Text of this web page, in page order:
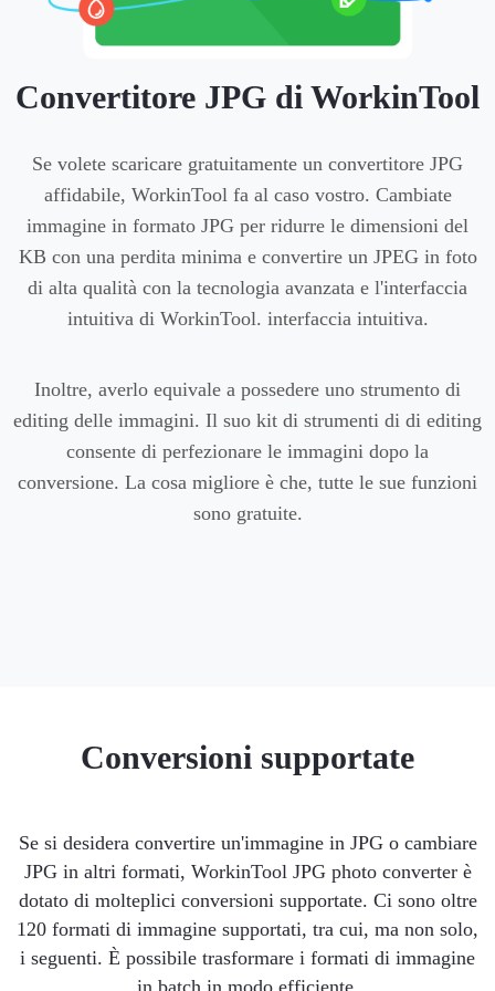
Convertitore JPG di WorkinTool
Se volete scaricare gratuitamente un convertitore JPG
affidabile, WorkinTool fa al caso vostro. Cambiate
immagine in formato JPG per ridurre le dimensioni del
KB con una perdita minima e convertire un JPEG in foto
di alta qualità con la tecnologia avanzata e l'interfaccia
intuitiva di WorkinTool. interfaccia intuitiva.
Inoltre, averlo equivale a possedere uno strumento di
editing delle immagini. Il suo kit di strumenti di di editing
consente di perfezionare le immagini dopo la
conversione. La cosa migliore è che, tutte le sue funzioni
sono gratuite.
Conversioni supportate
Se si desidera convertire un'immagine in JPG o cambiare
JPG in altri formati, WorkinTool JPG photo converter è
dotato di molteplici conversioni supportate. Ci sono oltre
120 formati di immagine supportati, tra cui, ma non solo,
i seguenti. È possibile trasformare i formati di immagine
in batch in modo efficiente.